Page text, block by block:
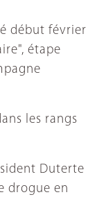
début février
étape
les rangs
Duterte
drogue en